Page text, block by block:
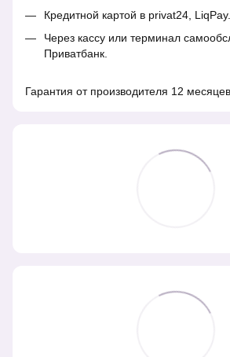
Кредитной картой в privat24, LiqPay.
Через кассу или терминал
Приватбанк.
Гарантия от производителя 12 месяцев